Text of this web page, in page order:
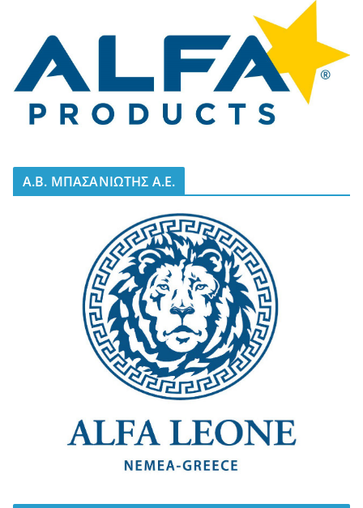
A.B. ΜΠΑΣΑΝΙΩΤΗΣ Α.Ε.